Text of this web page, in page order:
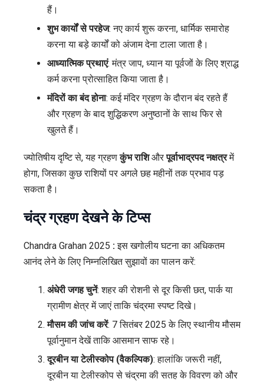
हैं।
शुभ कार्यों से परहेज: नए कार्य शुरू करना, धार्मिक समारोह
करना या बड़े कार्यों को अंजाम देना टाला जाता है।
आध्यात्मिक प्रथाएं: मंत्र जाप, ध्यान या पूर्वजों के लिए श्राद्ध
कर्म करना प्रोत्साहित किया जाता है।
मंदिरों का बंद होना: कई मंदिर ग्रहण के दौरान बंद रहते हैं
और ग्रहण के बाद शुद्धिकरण अनुष्ठानों के साथ फिर से
खुलते हैं।
ज्योतिषीय दृष्टि से, यह ग्रहणकुंभ राशिऔरपूर्वाभाद्रपद नक्षत्रमें
होगा, जिसका कुछ राशियों पर अगले छह महीनों तक प्रभाव पड़
सकता है।
चंद्र ग्रहण देखने के टिप्स
Chandra Grahan 2025 :इस खगोलीय घटना का अधिकतम
आनंद लेने के लिए निम्नलिखित सुझावों का पालन करें:
अंधेरी जगह चुनें: शहर की रोशनी से दूर किसी छत, पार्क या
ग्रामीण क्षेत्र में जाएं ताकि चंद्रमा स्पष्ट दिखे।
मौसम की जांच करें: 7 सितंबर 2025 के लिए स्थानीय मौसम
पूर्वानुमान देखें ताकि आसमान साफ रहे।
दूरबीन या टेलीस्कोप (वैकल्पिक): हालांकि जरूरी नहीं,
दूरबीन या टेलीस्कोप से चंद्रमा की सतह के विवरण को और